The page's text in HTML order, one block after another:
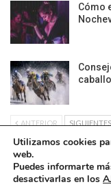
Cómo
ANTERIOR SIGUIENTES
Utilizamos cookies
web.
Puedes informarte
desactivarlas en los